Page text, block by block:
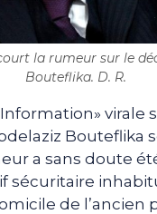
la rumeur sur le
Bouteflika. D. R.
virale
Bouteflika
a sans doute
sécuritaire
de l’ancien